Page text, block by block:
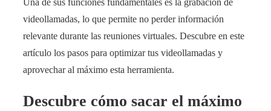
Una de sus funciones fundamentales es la grabación de
videollamadas, lo que permite no perder información
relevante durante las reuniones virtuales. Descubre en este
artículo los pasos para optimizar tus videollamadas y
aprovechar al máximo esta herramienta.
Descubre cómo sacar el máximo